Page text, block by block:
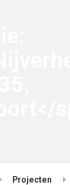
Projecten